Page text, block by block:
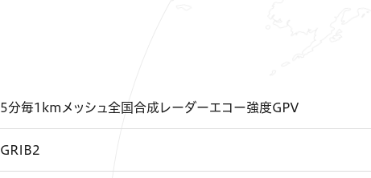
5分毎1kmメッシュ全国合成レーダーエコー強度GPV
GRIB2